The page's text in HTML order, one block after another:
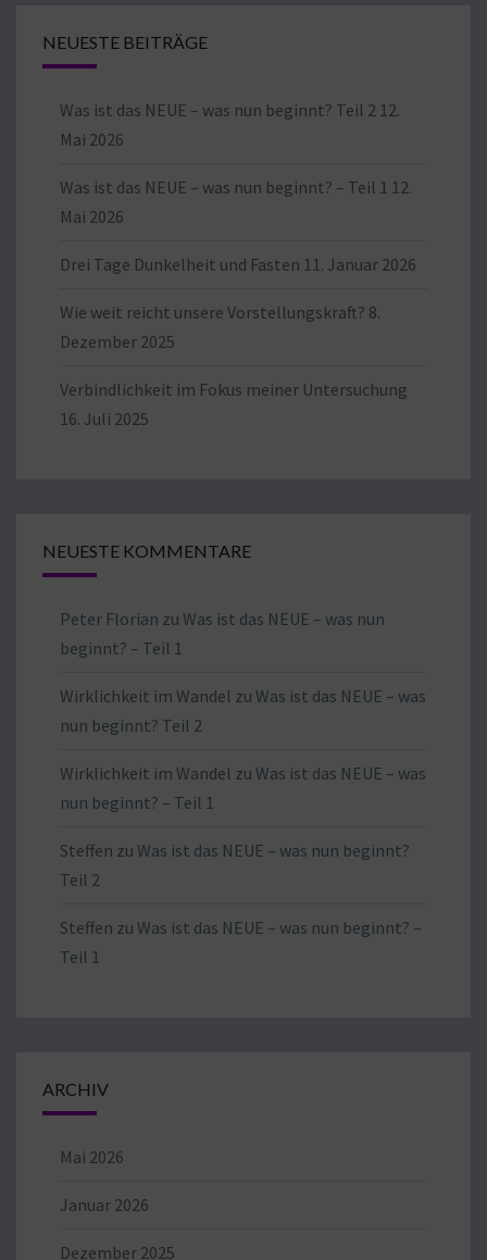
NEUESTE BEITRÄGE
Was ist das NEUE – was nun beginnt? Teil 2 12.
Mai 2026
Was ist das NEUE – was nun beginnt? – Teil 1 12.
Mai 2026
Drei Tage Dunkelheit und Fasten 11. Januar 2026
Wie weit reicht unsere Vorstellungskraft? 8.
Dezember 2025
Verbindlichkeit im Fokus meiner Untersuchung
16. Juli 2025
NEUESTE KOMMENTARE
Peter Florian zu Was ist das NEUE – was nun
beginnt? – Teil 1
Wirklichkeit im Wandel zu Was ist das NEUE – was
nun beginnt? Teil 2
Wirklichkeit im Wandel zu Was ist das NEUE – was
nun beginnt? – Teil 1
Steffen zu Was ist das NEUE – was nun beginnt?
Teil 2
Steffen zu Was ist das NEUE – was nun beginnt? –
Teil 1
ARCHIV
Mai 2026
Januar 2026
Dezember 2025